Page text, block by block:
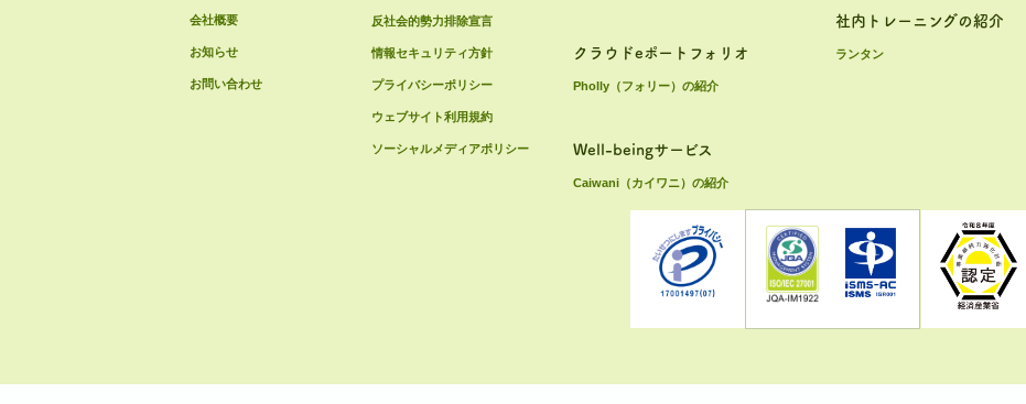
会社概要
お知らせ
お問い合わせ
反社会的勢力排除宣言
情報セキュリティ方針
プライバシーポリシー
ウェブサイト利用規約
ソーシャルメディアポリシー
クラウドeポートフォリオ
Pholly（フォリー）の紹介
Well-beingサービス
Caiwani（カイワニ）の紹介
社内トレーニングの紹介
ランタン